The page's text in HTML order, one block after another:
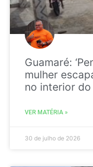
Guamaré:
mulher
no interior do
VER MATÉRIA »
30 de julho de 2026